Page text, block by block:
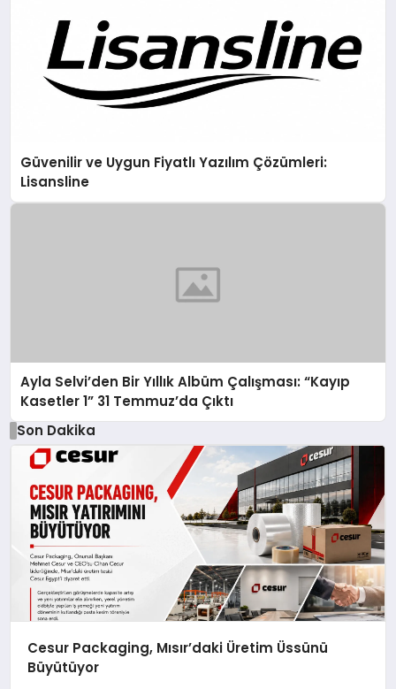
Güvenilir ve Uygun Fiyatlı Yazılım Çözümleri:
Lisansline
Ayla Selvi’den Bir Yıllık Albüm Çalışması: “Kayıp
Kasetler 1” 31 Temmuz’da Çıktı
Son Dakika
Cesur Packaging, Mısır’daki Üretim Üssünü
Büyütüyor